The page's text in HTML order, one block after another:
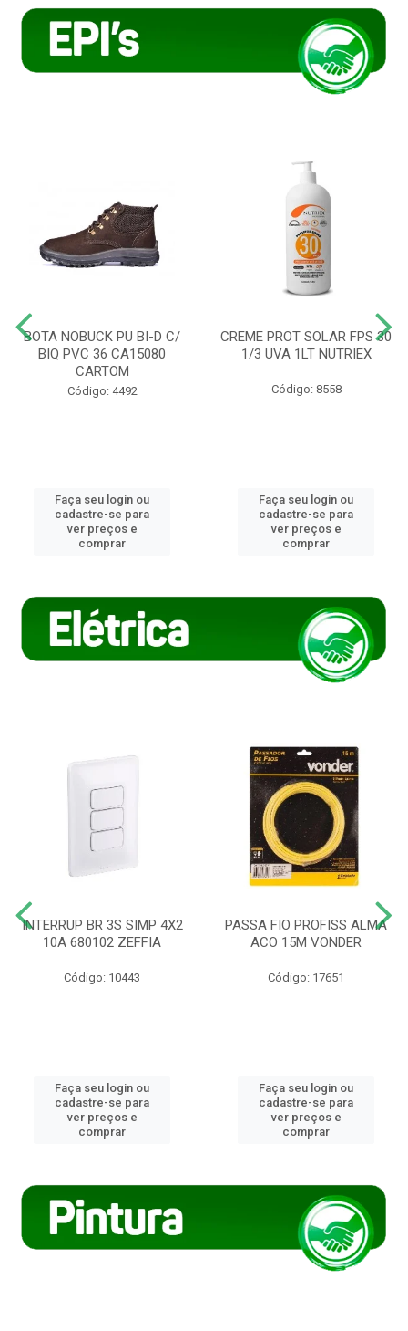
BOTA NOBUCK PU BI-D C/
BIQ PVC 36 CA15080
CARTOM
Código: 4492
Faça seu login ou
cadastre-se para
ver preços e
comprar
CREME PROT SOLAR FPS 30
1/3 UVA 1LT NUTRIEX
Código: 8558
Faça seu login ou
cadastre-se para
ver preços e
comprar
INTERRUP BR 3S SIMP 4X2
10A 680102 ZEFFIA
Código: 10443
Faça seu login ou
cadastre-se para
ver preços e
comprar
PASSA FIO PROFISS ALMA
ACO 15M VONDER
Código: 17651
Faça seu login ou
cadastre-se para
ver preços e
comprar